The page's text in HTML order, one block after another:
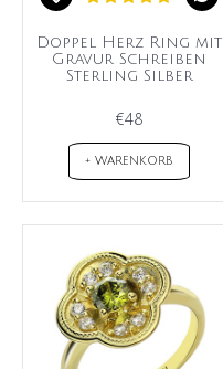
Doppel Herz Ring mit
Gravur Schreiben
Sterling Silber
€48
+ WARENKORB